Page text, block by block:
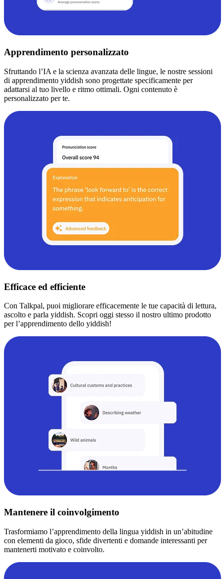
Apprendimento personalizzato
Sfruttando l’IA e la scienza avanzata delle lingue, le nostre sessioni
di apprendimento yiddish sono progettate specificamente per
adattarsi al tuo livello e ritmo ottimali. Ogni contenuto è
personalizzato per te.
Efficace ed efficiente
Con Talkpal, puoi migliorare efficacemente le tue capacità di lettura,
ascolto e parla yiddish. Scopri oggi stesso il nostro ultimo prodotto
per l’apprendimento dello yiddish!
Mantenere il coinvolgimento
Trasformiamo l’apprendimento della lingua yiddish in un’abitudine
con elementi da gioco, sfide divertenti e domande interessanti per
mantenerti motivato e coinvolto.